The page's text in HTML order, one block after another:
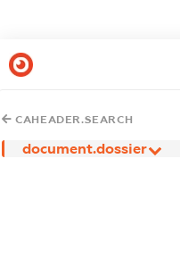
CAHEADER.SEARCH
document.dossier